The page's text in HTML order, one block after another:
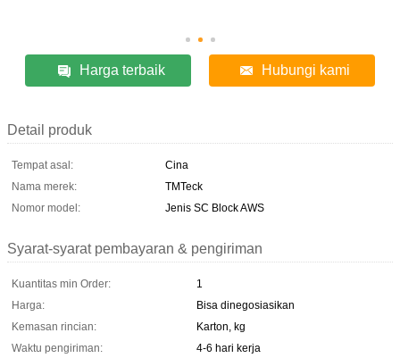
Harga terbaik Hubungi kami
Detail produk
Tempat asal:
Cina
Nama merek:
TMTeck
Nomor model:
Jenis SC Block AWS
Syarat-syarat pembayaran & pengiriman
Kuantitas min Order:
1
Harga:
Bisa dinegosiasikan
Kemasan rincian:
Karton, kg
Waktu pengiriman:
4-6 hari kerja